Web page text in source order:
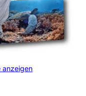
anzeigen